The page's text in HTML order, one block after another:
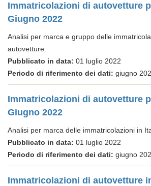
Immatricolazioni di autovetture
Giugno 2022
Analisi per marca e gruppo delle
autovetture.
Pubblicato in data: 01 luglio 2022
Periodo di riferimento dei dati: giugno
Immatricolazioni di autovetture
Giugno 2022
Analisi per marca delle immatricolazioni in
Pubblicato in data: 01 luglio 2022
Periodo di riferimento dei dati: giugno
Immatricolazioni di autovetture